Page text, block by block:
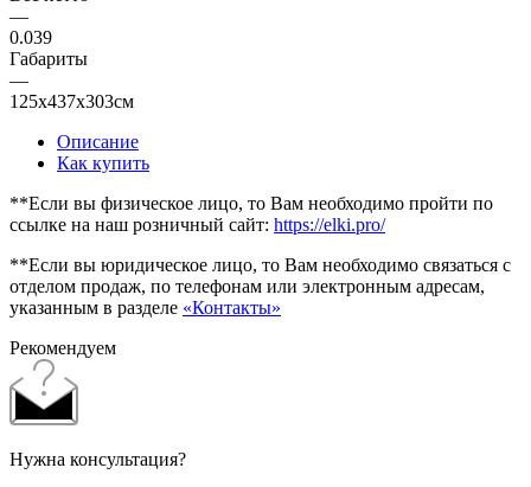
—
0.039
Габариты
—
125x437x303см
Описание
Как купить
**Если вы физическое лицо, то Вам необходимо пройти по
ссылке на наш розничный сайт: https://elki.pro/
**Если вы юридическое лицо, то Вам необходимо связаться с
отделом продаж, по телефонам или электронным адресам,
указанным в разделе «Контакты»
Рекомендуем
Нужна консультация?